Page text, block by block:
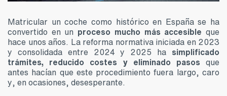
Matricular un coche como histórico en España se ha
convertido en un proceso mucho más accesible que
hace unos años. La reforma normativa iniciada en 2023
y consolidada entre 2024 y 2025 ha simplificado
trámites, reducido costes y eliminado pasos que
antes hacían que este procedimiento fuera largo, caro
y, en ocasiones, desesperante.